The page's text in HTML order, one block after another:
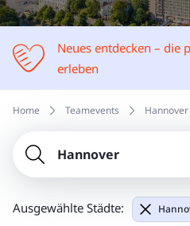
Neues entdecken – die
erleben
Home Teamevents Hannover
Hannover
Ausgewählte Städte: